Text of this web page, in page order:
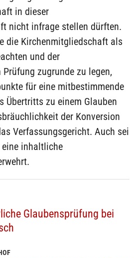
in dieser
nicht infrage stellen dürften.
die Kirchenmitgliedschaft als
und der
zugrunde zu legen,
für eine mitbestimmende
Übertritts zu einem Glauben
der Konversion
Verfassungsgericht. Auch sei
inhaltliche
Glaubensprüfung bei